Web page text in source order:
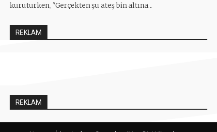
kuruturken, ''Gerçekten şu ateş bin altına...
REKLAM
REKLAM